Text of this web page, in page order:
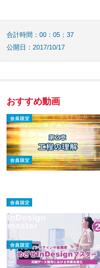
合計時間：00：05：37
公開日：2017/10/17
おすすめ動画
割